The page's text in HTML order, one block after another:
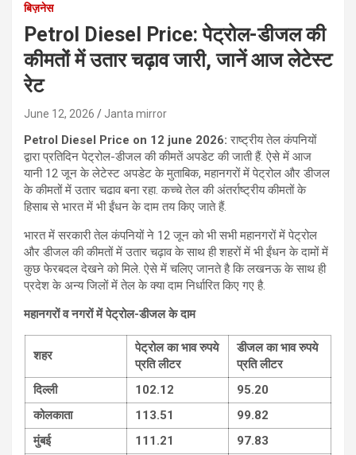
बिज़नेस
Petrol Diesel Price: पेट्रोल-डीजल की
कीमतों में उतार चढ़ाव जारी, जानें आज लेटेस्ट
रेट
June 12, 2026 Janta mirror
Petrol Diesel Price on 12 june 2026: राष्ट्रीय तेल कंपनियों
द्वारा प्रतिदिन पेट्रोल-डीजल की कीमतें अपडेट की जाती हैं. ऐसे में आज
यानी 12 जून के लेटेस्ट अपडेट के मुताबिक, महानगरों में पेट्रोल और डीजल
के कीमतों में उतार चढाव बना रहा. कच्चे तेल की अंतर्राष्ट्रीय कीमतों के
हिसाब से भारत में भी ईंधन के दाम तय किए जाते हैं.
भारत में सरकारी तेल कंपनियों ने 12 जून को भी सभी महानगरों में पेट्रोल
और डीजल की कीमतों में उतार चढ़ाव के साथ ही शहरों में भी ईंधन के दामों में
कुछ फेरबदल देखने को मिले. ऐसे में चलि‍ए जानते है कि लखनऊ के साथ ही
प्रदेश के अन्‍य जिलों में तेल के क्या दाम निर्धारित किए गए है.
महानगरों व नगरों में पेट्रोल-डीजल के दाम
शहर
पेट्रोल का भाव रुपये
प्रति लीटर
डीजल का भाव रुपये
प्रति लीटर
दिल्ली
102.12
95.20
कोलकाता
113.51
99.82
मुंबई
111.21
97.83